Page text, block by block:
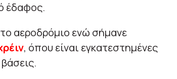
έδαφος.
αεροδρόμιο ενώ σήμανε
, όπου είναι εγκατεστημένες